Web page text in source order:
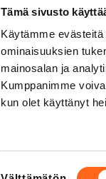
Tämä sivusto
Käytämme
ominaisuuksien
mainosalan ja
Kumppanimme
kun olet käyttänyt